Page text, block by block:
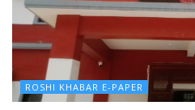
ROSHI KHABAR E-PAPER